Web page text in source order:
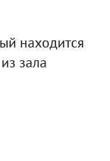
находится
зала